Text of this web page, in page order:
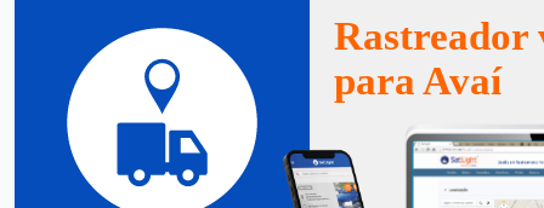
Rastreador
para Avaí